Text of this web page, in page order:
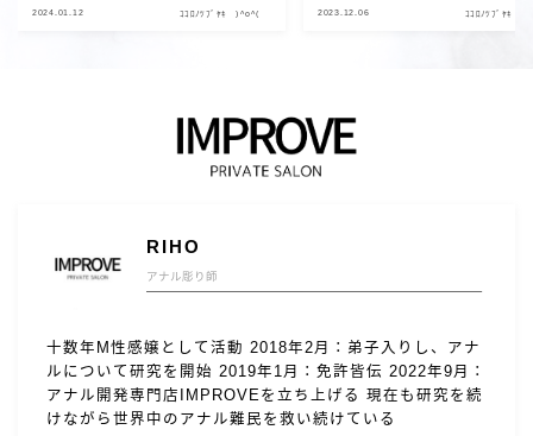
2024.01.12 ｺｺﾛﾉﾂﾌﾞﾔｷ )^o^( 2023.12.06 ｺｺﾛﾉﾂﾌﾞﾔｷ
RIHO
アナル彫り師
十数年M性感嬢として活動 2018年2月：弟子入りし、アナ
ルについて研究を開始 2019年1月：免許皆伝 2022年9月：
アナル開発専門店IMPROVEを立ち上げる 現在も研究を続
けながら世界中のアナル難民を救い続けている